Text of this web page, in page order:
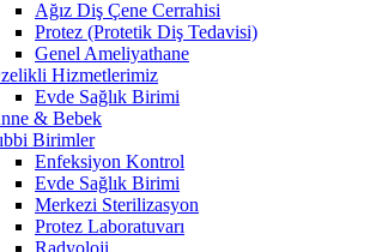
Ağız Diş Çene Cerrahisi
Protez (Protetik Diş Tedavisi)
Genel Ameliyathane
Hizmetlerimiz
Evde Sağlık Birimi
& Bebek
Birimler
Enfeksiyon Kontrol
Evde Sağlık Birimi
Merkezi Sterilizasyon
Protez Laboratuvarı
Radyoloji